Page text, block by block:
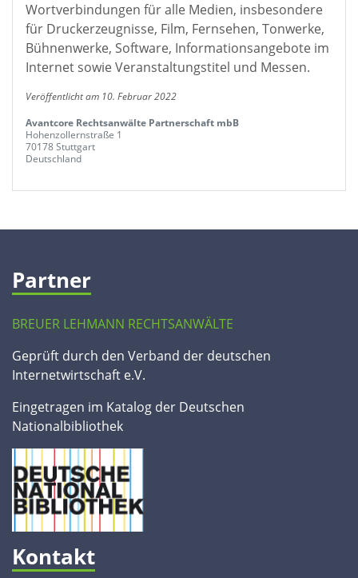
Wortverbindungen für alle Medien, insbesondere
für Druckerzeugnisse, Film, Fernsehen, Tonwerke,
Bühnenwerke, Software, Informationsangebote im
Internet sowie Veranstaltungstitel und Messen.
Veröffentlicht am 10. Februar 2022
Avantcore Rechtsanwälte Partnerschaft mbB
Hohenzollernstraße 1
70178 Stuttgart
Deutschland
Partner
BREUER LEHMANN RECHTSANWÄLTE
Geprüft durch den Verband der deutschen
Internetwirtschaft e.V.
Eingetragen im Katalog der Deutschen
Nationalbibliothek
Kontakt